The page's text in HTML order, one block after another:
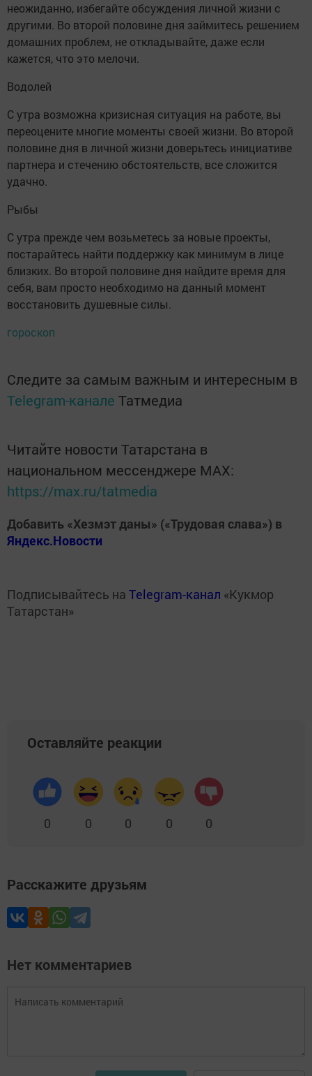
неожиданно, избегайте обсуждения личной жизни с
другими. Во второй половине дня займитесь решением
домашних проблем, не откладывайте, даже если
кажется, что это мелочи.
Водолей
С утра возможна кризисная ситуация на работе, вы
переоцените многие моменты своей жизни. Во второй
половине дня в личной жизни доверьтесь инициативе
партнера и стечению обстоятельств, все сложится
удачно.
Рыбы
С утра прежде чем возьметесь за новые проекты,
постарайтесь найти поддержку как минимум в лице
близких. Во второй половине дня найдите время для
себя, вам просто необходимо на данный момент
восстановить душевные силы.
гороскоп
Следите за самым важным и интересным в
Telegram-канале Татмедиа
Читайте новости Татарстана в
национальном мессенджере MАХ:
https://max.ru/tatmedia
Добавить «Хезмэт даны» («Трудовая слава») в
Яндекс.Новости
Подписывайтесь на Telegram-канал «Кукмор
Татарстан»
Оставляйте реакции
0 0 0 0 0
Расскажите друзьям
Нет комментариев